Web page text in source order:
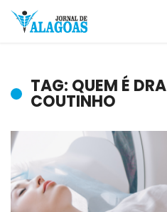
TAG: QUEM É
COUTINHO